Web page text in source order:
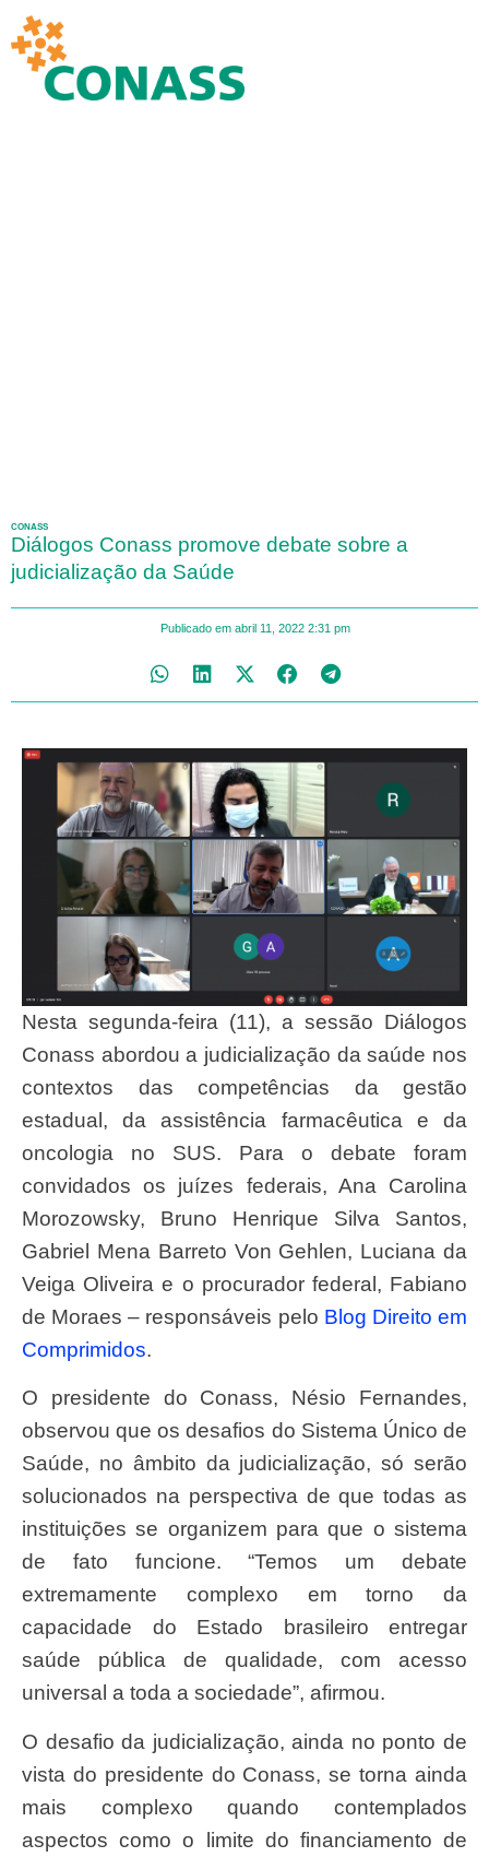
CONASS
Diálogos Conass promove debate sobre a
judicialização da Saúde
Publicado em abril 11, 2022 2:31 pm
Nesta segunda-feira (11), a sessão Diálogos
Conass abordou a judicialização da saúde nos
contextos das competências da gestão
estadual, da assistência farmacêutica e da
oncologia no SUS. Para o debate foram
convidados os juízes federais, Ana Carolina
Morozowsky, Bruno Henrique Silva Santos,
Gabriel Mena Barreto Von Gehlen, Luciana da
Veiga Oliveira e o procurador federal, Fabiano
de Moraes – responsáveis pelo Blog Direito em
Comprimidos.
O presidente do Conass, Nésio Fernandes,
observou que os desafios do Sistema Único de
Saúde, no âmbito da judicialização, só serão
solucionados na perspectiva de que todas as
instituições se organizem para que o sistema
de fato funcione. “Temos um debate
extremamente complexo em torno da
capacidade do Estado brasileiro entregar
saúde pública de qualidade, com acesso
universal a toda a sociedade”, afirmou.
O desafio da judicialização, ainda no ponto de
vista do presidente do Conass, se torna ainda
mais complexo quando contemplados
aspectos como o limite do financiamento de